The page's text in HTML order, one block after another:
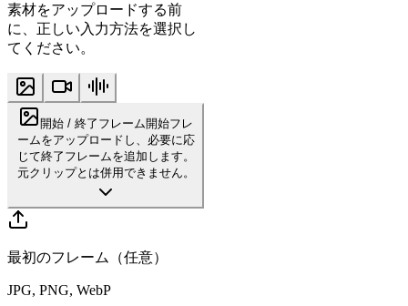
素材をアップロードする前
に、正しい入力方法を選択し
てください。
開始 / 終了フレーム開始フレ
ームをアップロードし、必要に応
じて終了フレームを追加します。
元クリップとは併用できません。
最初のフレーム（任意）
JPG, PNG, WebP